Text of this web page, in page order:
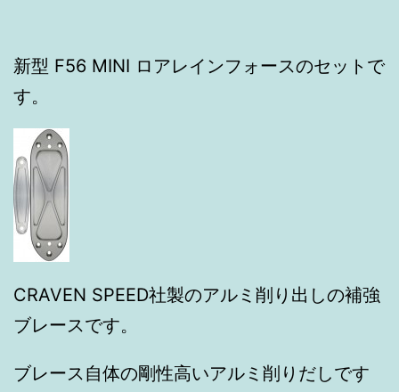
新型 F56 MINI ロアレインフォースのセットで
す。
CRAVEN SPEED社製のアルミ削り出しの補強
ブレースです。
ブレース自体の剛性高いアルミ削りだしです